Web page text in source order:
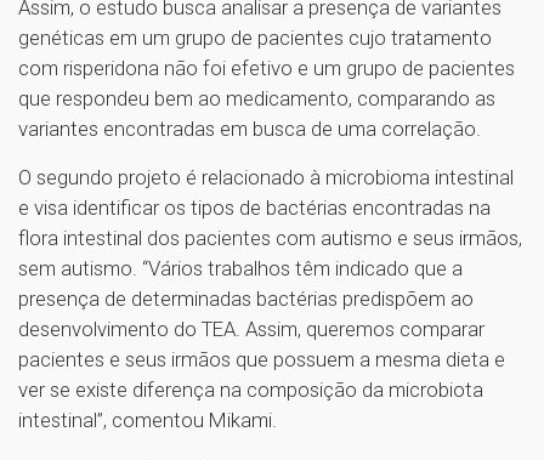
Assim, o estudo busca analisar a presença de variantes
genéticas em um grupo de pacientes cujo tratamento
com risperidona não foi efetivo e um grupo de pacientes
que respondeu bem ao medicamento, comparando as
variantes encontradas em busca de uma correlação.
O segundo projeto é relacionado à microbioma intestinal
e visa identificar os tipos de bactérias encontradas na
flora intestinal dos pacientes com autismo e seus irmãos,
sem autismo. “Vários trabalhos têm indicado que a
presença de determinadas bactérias predispõem ao
desenvolvimento do TEA. Assim, queremos comparar
pacientes e seus irmãos que possuem a mesma dieta e
ver se existe diferença na composição da microbiota
intestinal”, comentou Mikami.